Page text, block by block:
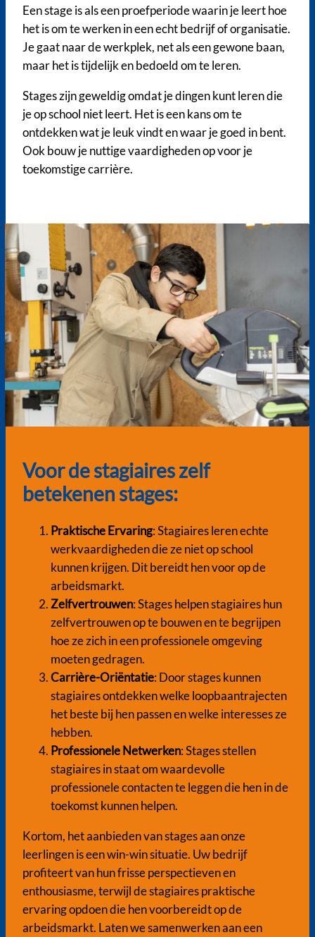
Een stage is als een proefperiode waarin je leert hoe
het is om te werken in een echt bedrijf of organisatie.
Je gaat naar de werkplek, net als een gewone baan,
maar het is tijdelijk en bedoeld om te leren.
Stages zijn geweldig omdat je dingen kunt leren die
je op school niet leert. Het is een kans om te
ontdekken wat je leuk vindt en waar je goed in bent.
Ook bouw je nuttige vaardigheden op voor je
toekomstige carrière.
Voor de stagiaires zelf
betekenen stages:
Praktische Ervaring: Stagiaires leren echte
werkvaardigheden die ze niet op school
kunnen krijgen. Dit bereidt hen voor op de
arbeidsmarkt.
Zelfvertrouwen: Stages helpen stagiaires hun
zelfvertrouwen op te bouwen en te begrijpen
hoe ze zich in een professionele omgeving
moeten gedragen.
Carrière-Oriëntatie: Door stages kunnen
stagiaires ontdekken welke loopbaantrajecten
het beste bij hen passen en welke interesses ze
hebben.
Professionele Netwerken: Stages stellen
stagiaires in staat om waardevolle
professionele contacten te leggen die hen in de
toekomst kunnen helpen.
Kortom, het aanbieden van stages aan onze
leerlingen is een win-win situatie. Uw bedrijf
profiteert van hun frisse perspectieven en
enthousiasme, terwijl de stagiaires praktische
ervaring opdoen die hen voorbereidt op de
arbeidsmarkt. Laten we samenwerken aan een